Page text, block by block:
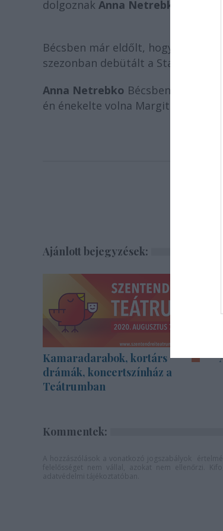
dolgoznak Anna Netrebko
Bécsben már eldőlt, hogy
szezonban debütált a
Anna Netrebko Bécsben május 2-
én énekelte volna Margit szerepét
Ajánlott bejegyzések:
Kamaradarabok, kortárs
drámák, koncertszínház a
Teátrumban
Kommentek: